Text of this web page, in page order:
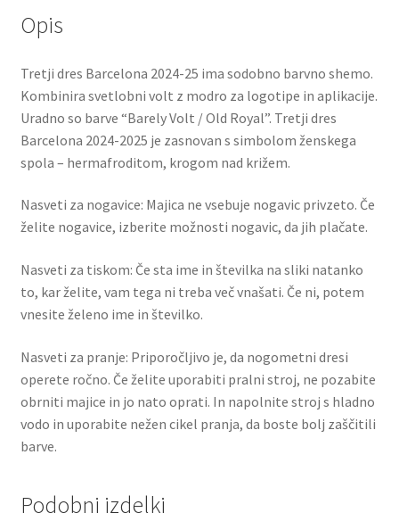
7
količina
Opis
Tretji dres Barcelona 2024-25 ima sodobno barvno shemo.
Kombinira svetlobni volt z modro za logotipe in aplikacije.
Uradno so barve “Barely Volt / Old Royal”. Tretji dres
Barcelona 2024-2025 je zasnovan s simbolom ženskega
spola – hermafroditom, krogom nad križem.
Nasveti za nogavice: Majica ne vsebuje nogavic privzeto. Če
želite nogavice, izberite možnosti nogavic, da jih plačate.
Nasveti za tiskom: Če sta ime in številka na sliki natanko
to, kar želite, vam tega ni treba več vnašati. Če ni, potem
vnesite želeno ime in številko.
Nasveti za pranje: Priporočljivo je, da nogometni dresi
operete ročno. Če želite uporabiti pralni stroj, ne pozabite
obrniti majice in jo nato oprati. In napolnite stroj s hladno
vodo in uporabite nežen cikel pranja, da boste bolj zaščitili
barve.
Podobni izdelki